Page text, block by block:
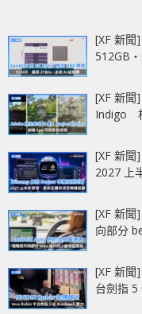
[XF 新聞
[XF 新聞
Indigo
[XF 新
2027 上
[XF 新
向部分
[XF 新
台劍指 5